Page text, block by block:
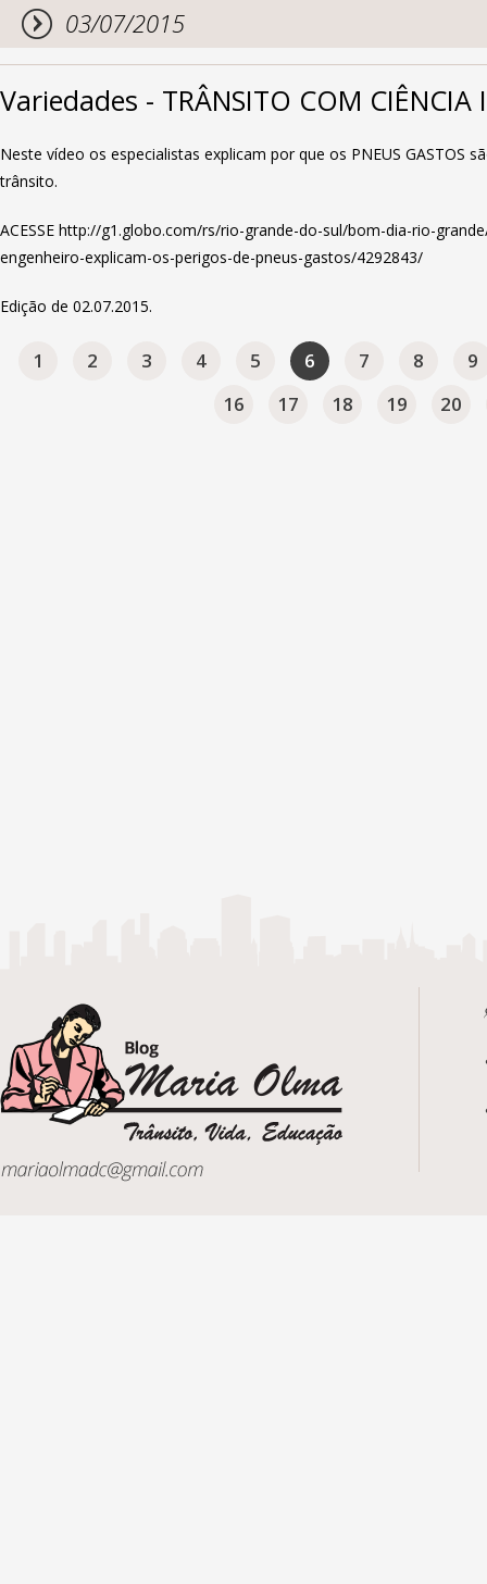
03/07/2015
Variedades - TRÂNSITO COM CIÊNCIA
Neste vídeo os especialistas explicam por que os PNEUS GASTOS
trânsito.
ACESSE http://g1.globo.com/rs/rio-grande-do-sul/bom-dia-rio-
engenheiro-explicam-os-perigos-de-pneus-gastos/4292843/
Edição de 02.07.2015.
1 2 3 4 5 6 7 8
9
16
17 18 19 20